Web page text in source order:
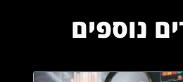
נוספים